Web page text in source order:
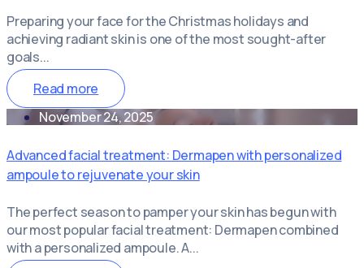
Preparing your face for the Christmas holidays and
achieving radiant skin is one of the most sought-after
goals...
Read more
November 24, 2025
Advanced facial treatment: Dermapen with personalized
ampoule to rejuvenate your skin
The perfect season to pamper your skin has begun with
our most popular facial treatment: Dermapen combined
with a personalized ampoule. A...